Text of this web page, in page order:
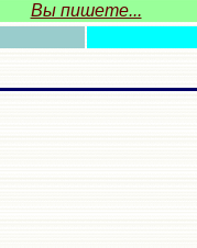
Вы пишете...